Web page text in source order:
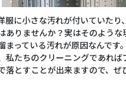
服に小さな汚れが付いていたり
ありませんか？実はそのような
っている汚れが原因なんです
私たちのクリーニングであれば
落とすことが出来ますので、ぜ